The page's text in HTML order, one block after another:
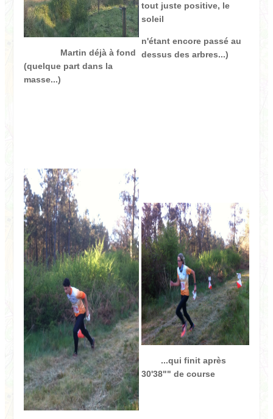
Martin déjà à fond
(quelque part dans la
masse...)
tout juste positive, le
soleil
n'étant encore passé au
dessus des arbres...)
...qui finit après
30'38"" de course